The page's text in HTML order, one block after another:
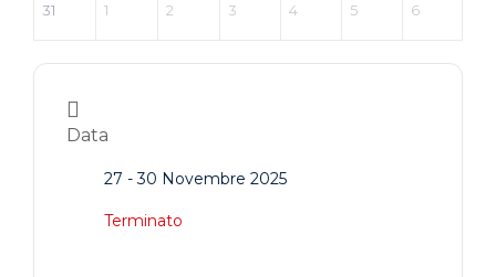
31 1 2 3 4 5 6
Data
27 - 30 Novembre 2025
Terminato